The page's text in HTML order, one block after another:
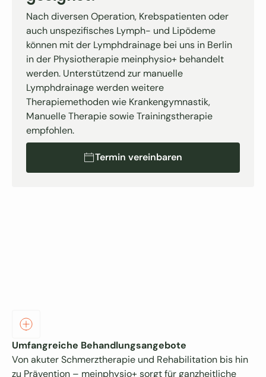
Nach diversen Operation, Krebspatienten oder
auch unspezifisches Lymph- und Lipödeme
können mit der Lymphdrainage bei uns in Berlin
in der Physiotherapie meinphysio+ behandelt
werden. Unterstützend zur manuelle
Lymphdrainage werden weitere
Therapiemethoden wie Krankengymnastik,
Manuelle Therapie sowie Trainingstherapie
empfohlen.
Termin vereinbarenTermin vereinbaren
Umfangreiche Behandlungsangebote
Von akuter Schmerztherapie und Rehabilitation bis hin
zu Prävention – meinphysio+ sorgt für ganzheitliche